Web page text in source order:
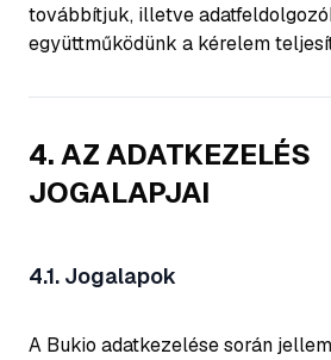
továbbítjuk, illetve
együttműködünk a kérelem
4. AZ ADATKEZELÉS
JOGALAPJAI
4.1. Jogalapok
A Bukio adatkezelése során